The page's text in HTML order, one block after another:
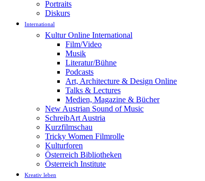
Portraits
Diskurs
International
Kultur Online International
Film/Video
Musik
Literatur/Bühne
Podcasts
Art, Architecture & Design Online
Talks & Lectures
Medien, Magazine & Bücher
New Austrian Sound of Music
SchreibArt Austria
Kurzfilmschau
Tricky Women Filmrolle
Kulturforen
Österreich Bibliotheken
Österreich Institute
Kreativ leben